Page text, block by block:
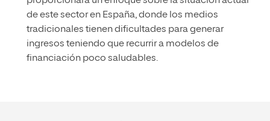
de este sector en España, donde los medios
tradicionales tienen dificultades para generar
ingresos teniendo que recurrir a modelos de
financiación poco saludables.